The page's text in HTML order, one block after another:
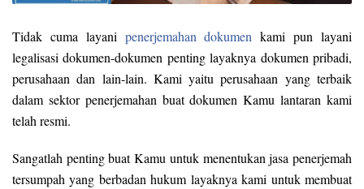
Tidak cuma layani penerjemahan dokumen kami pun layani
legalisasi dokumen-dokumen penting layaknya dokumen pribadi,
perusahaan dan lain-lain. Kami yaitu perusahaan yang terbaik
dalam sektor penerjemahan buat dokumen Kamu lantaran kami
telah resmi.
Sangatlah penting buat Kamu untuk menentukan jasa penerjemah
tersumpah yang berbadan hukum layaknya kami untuk membuat